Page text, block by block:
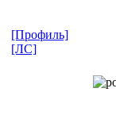
[Профиль]
[ЛС]